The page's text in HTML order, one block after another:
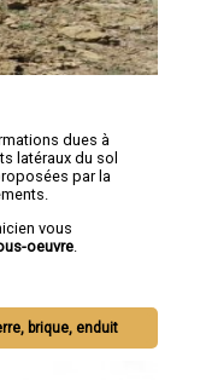
dues à
latéraux du sol
par la
vous
oeuvre
brique, enduit